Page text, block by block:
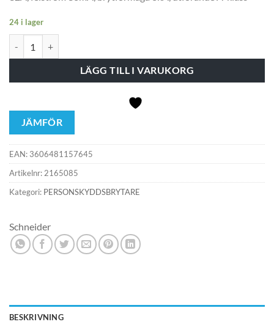
24 i lager
LÄGG TILL I VARUKORG
JÄMFÖR
EAN: 3606481157645
Artikelnr: 2165085
Kategori: PERSONSKYDDSBRYTARE
Schneider
BESKRIVNING